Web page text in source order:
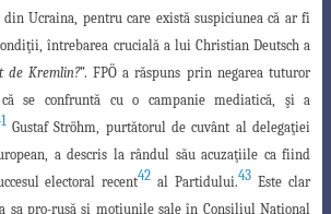
Ucraina pentru care există suspiciunea că ar fi
întrebarea crucială a lui Christian Deutsch a
de Kremlin?”. FPÖ a răspuns prin negarea tuturor
că se confruntă cu o campanie mediatică, şi a
Gustaf Ströhm, purtătorul de cuvânt al delegaţiei
a descris la rândul său acuzaţiile ca fiind
electoral recent42 al Partidului.43 Este clar
sa pro-rusă şi moţiunile sale în Consiliul Naţional